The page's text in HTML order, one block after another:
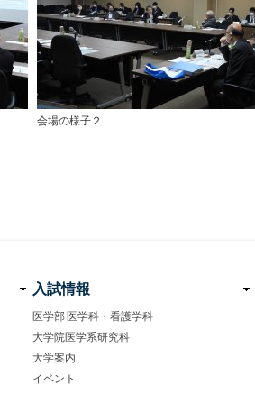
会場の様子２
入試情報
医学部 医学科・看護学科
大学院医学系研究科
大学案内
イベント